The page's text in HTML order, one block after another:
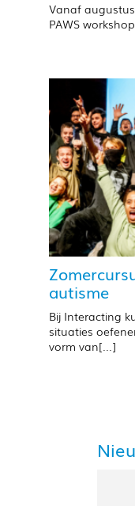
Vanaf
PAWS
autisme
Bij Interacting
situaties
vorm van[...]